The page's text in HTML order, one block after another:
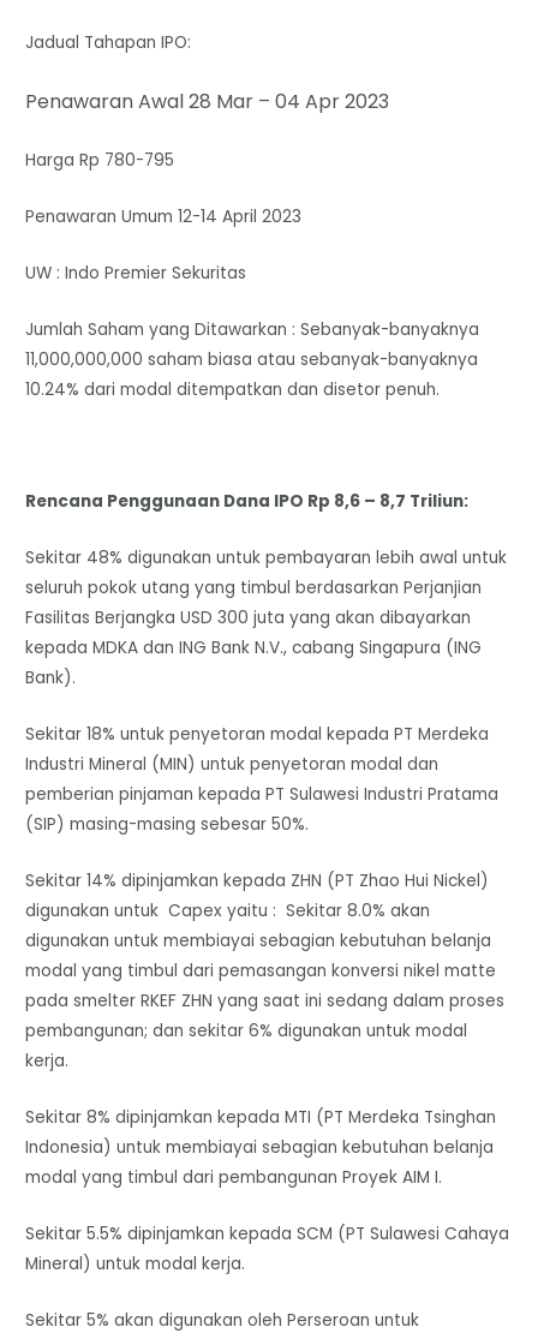
Jadual Tahapan IPO:
Penawaran Awal 28 Mar – 04 Apr 2023
Harga Rp 780-795
Penawaran Umum 12-14 April 2023
UW : Indo Premier Sekuritas
Jumlah Saham yang Ditawarkan : Sebanyak-banyaknya
11,000,000,000 saham biasa atau sebanyak-banyaknya
10.24% dari modal ditempatkan dan disetor penuh.
Rencana Penggunaan Dana IPO Rp 8,6 – 8,7 Triliun:
Sekitar 48% digunakan untuk pembayaran lebih awal untuk
seluruh pokok utang yang timbul berdasarkan Perjanjian
Fasilitas Berjangka USD 300 juta yang akan dibayarkan
kepada MDKA dan ING Bank N.V., cabang Singapura (ING
Bank).
Sekitar 18% untuk penyetoran modal kepada PT Merdeka
Industri Mineral (MIN) untuk penyetoran modal dan
pemberian pinjaman kepada PT Sulawesi Industri Pratama
(SIP) masing-masing sebesar 50%.
Sekitar 14% dipinjamkan kepada ZHN (PT Zhao Hui Nickel)
digunakan untuk Capex yaitu : Sekitar 8.0% akan
digunakan untuk membiayai sebagian kebutuhan belanja
modal yang timbul dari pemasangan konversi nikel matte
pada smelter RKEF ZHN yang saat ini sedang dalam proses
pembangunan; dan sekitar 6% digunakan untuk modal
kerja.
Sekitar 8% dipinjamkan kepada MTI (PT Merdeka Tsinghan
Indonesia) untuk membiayai sebagian kebutuhan belanja
modal yang timbul dari pembangunan Proyek AIM I.
Sekitar 5.5% dipinjamkan kepada SCM (PT Sulawesi Cahaya
Mineral) untuk modal kerja.
Sekitar 5% akan digunakan oleh Perseroan untuk